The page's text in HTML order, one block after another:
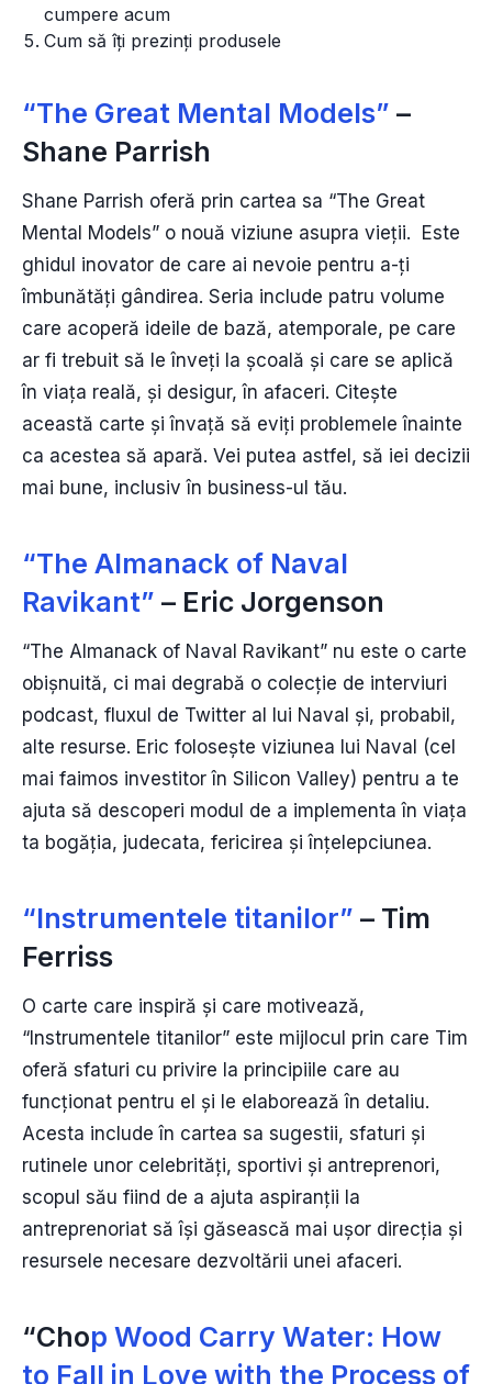
cumpere acum
Cum să îți prezinți produsele
“The Great Mental Models” –
Shane Parrish
Shane Parrish oferă prin cartea sa “The Great
Mental Models” o nouă viziune asupra vieții. Este
ghidul inovator de care ai nevoie pentru a-ți
îmbunătăți gândirea. Seria include patru volume
care acoperă ideile de bază, atemporale, pe care
ar fi trebuit să le înveți la școală și care se aplică
în viața reală, și desigur, în afaceri. Citește
această carte și învață să eviți problemele înainte
ca acestea să apară. Vei putea astfel, să iei decizii
mai bune, inclusiv în business-ul tău.
“The Almanack of Naval
Ravikant” – Eric Jorgenson
“The Almanack of Naval Ravikant” nu este o carte
obișnuită, ci mai degrabă o colecție de interviuri
podcast, fluxul de Twitter al lui Naval și, probabil,
alte resurse. Eric folosește viziunea lui Naval (cel
mai faimos investitor în Silicon Valley) pentru a te
ajuta să descoperi modul de a implementa în viața
ta bogăția, judecata, fericirea și înțelepciunea.
“Instrumentele titanilor” – Tim
Ferriss
O carte care inspiră și care motivează,
“Instrumentele titanilor” este mijlocul prin care Tim
oferă sfaturi cu privire la principiile care au
funcționat pentru el și le elaborează în detaliu.
Acesta include în cartea sa sugestii, sfaturi și
rutinele unor celebrități, sportivi și antreprenori,
scopul său fiind de a ajuta aspiranții la
antreprenoriat să își găsească mai ușor direcția și
resursele necesare dezvoltării unei afaceri.
“Chop Wood Carry Water: How
to Fall in Love with the Process of